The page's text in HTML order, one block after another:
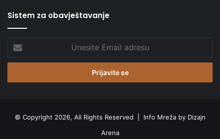
Sistem za obavještavanje
Email
adresu
© Copyright 2026, All Rights Reserved | Info Mreža by Dizajn
Arena